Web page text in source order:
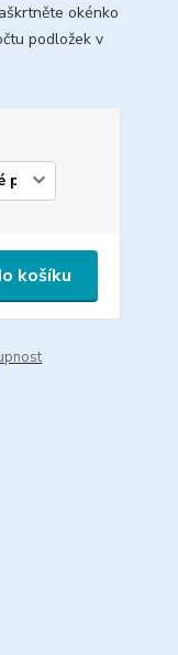
okénko
podložek v
košíku